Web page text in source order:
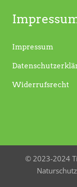
Impressum
Widerrufsrecht
© 2023-2024